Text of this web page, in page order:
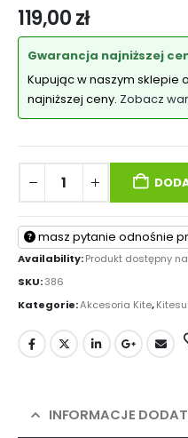
119,00zł
Gwarancja najniższej
Kupując w naszym sklepie
najniższej ceny. Zobacz
masz pytanie odnośnie
Availability:Produkt dostępny
SKU:386
Kategorie:Akcesoria Kite,
INFORMACJE